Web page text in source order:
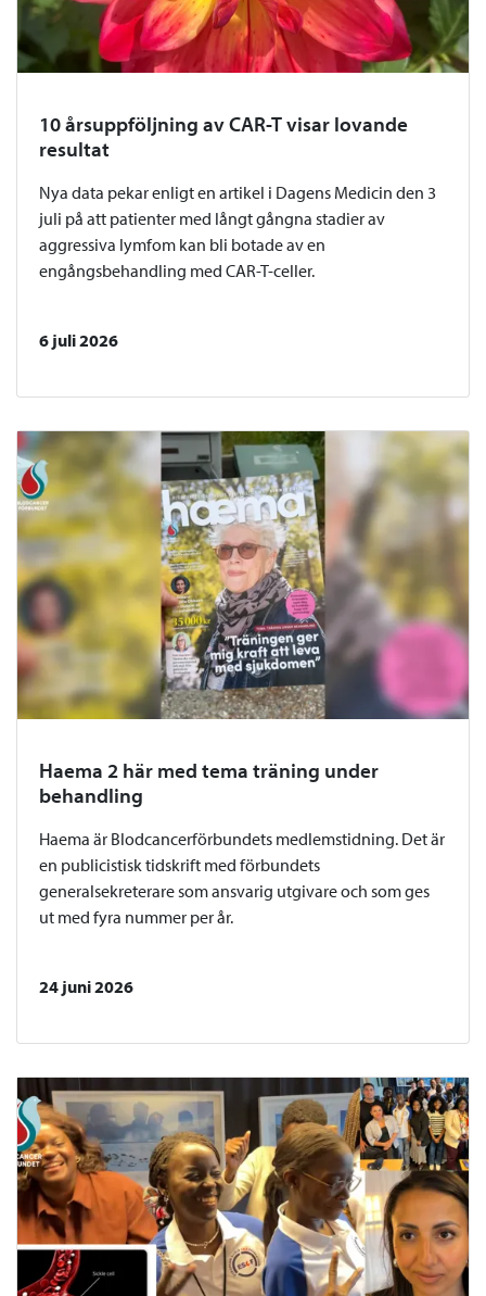
10 årsuppföljning av CAR-T visar lovande
resultat
Nya data pekar enligt en artikel i Dagens Medicin den 3
juli på att patienter med långt gångna stadier av
aggressiva lymfom kan bli botade av en
engångsbehandling med CAR-T-celler.
6 juli 2026
Haema 2 här med tema träning under
behandling
Haema är Blodcancerförbundets medlemstidning. Det är
en publicistisk tidskrift med förbundets
generalsekreterare som ansvarig utgivare och som ges
ut med fyra nummer per år.
24 juni 2026